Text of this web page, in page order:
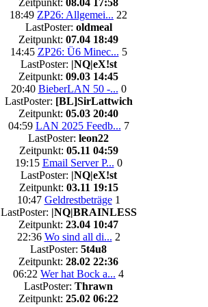
Zeitpunkt: 08.04 17:58
18:49 ZP26: Allgemei... 22
LastPoster: oldmeal
Zeitpunkt: 07.04 18:49
14:45 ZP26: Ü6 Minec... 5
LastPoster: |NQ|eX!st
Zeitpunkt: 09.03 14:45
20:40 BieberLAN 50 -... 0
LastPoster: [BL]SirLattwich
Zeitpunkt: 05.03 20:40
04:59 LAN 2025 Feedb... 7
LastPoster: leon22
Zeitpunkt: 05.11 04:59
19:15 Email Server P... 0
LastPoster: |NQ|eX!st
Zeitpunkt: 03.11 19:15
10:47 Geldrestbeträge 1
LastPoster: |NQ|BRAINLESS
Zeitpunkt: 23.04 10:47
22:36 Wo sind all di... 2
LastPoster: 5t4u8
Zeitpunkt: 28.02 22:36
06:22 Wer hat Bock a... 4
LastPoster: Thrawn
Zeitpunkt: 25.02 06:22